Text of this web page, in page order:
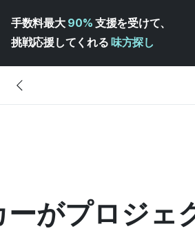
手数料最大 90% 支援を受けて、
挑戦応援してくれる 味方探し
がプロジェ